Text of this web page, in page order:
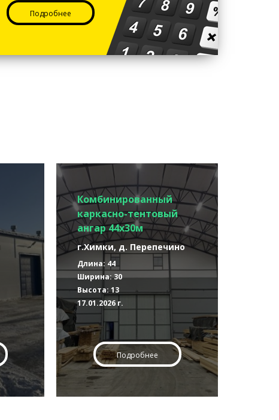
Подробнее
Комбинированный
каркасно-тентовый
ангар 44х30м
г.Химки, д. Перепечино
Длина: 44
Ширина: 30
Высота: 13
17.01.2026 г.
Подробнее